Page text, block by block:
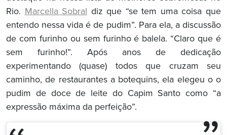
Rio. Marcella Sobral diz que “se tem uma coisa que
entendo nessa vida é de pudim”. Para ela, a discussão
de com furinho ou sem furinho é balela. “Claro que é
sem furinho!”. Após anos de dedicação
experimentando (quase) todos que cruzam seu
caminho, de restaurantes a botequins, ela elegeu o o
pudim de doce de leite do Capim Santo como “a
expressão máxima da perfeição”.